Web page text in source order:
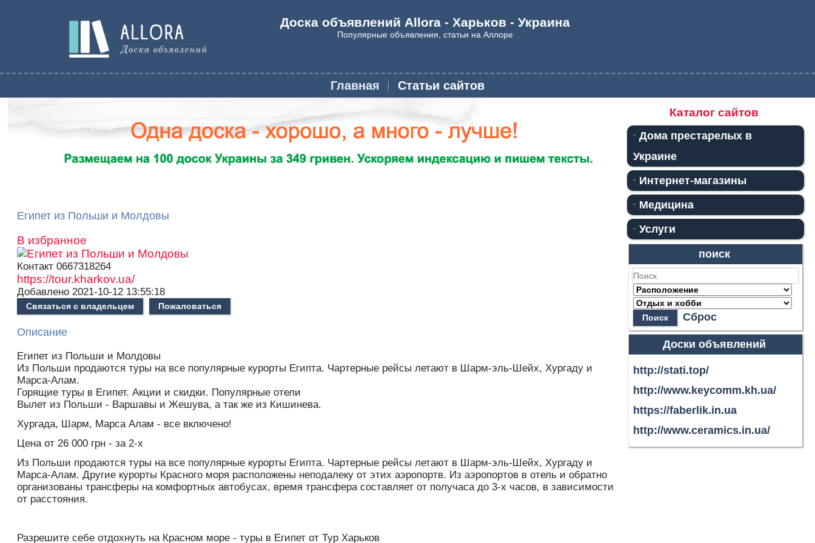
Доска объявлений Allora - Харьков - Украина
Популярные объявления, статьи на Аллоре
Главная Статьи сайтов
Египет из Польши и Молдовы
В избранное
Контакт 0667318264
https://tour.kharkov.ua/
Добавлено 2021-10-12 13:55:18
Связаться с владельцем Пожаловаться
Описание
Египет из Польши и Молдовы
Из Польши продаются туры на все популярные курорты Египта. Чартерные рейсы летают в Шарм-эль-Шейх, Хургаду и
Марса-Алам.
Горящие туры в Египет. Акции и скидки. Популярные отели
Вылет из Польши - Варшавы и Жешува, а так же из Кишинева.
Хургада, Шарм, Марса Алам - все включено!
Цена от 26 000 грн - за 2-х
Из Польши продаются туры на все популярные курорты Египта. Чартерные рейсы летают в Шарм-эль-Шейх, Хургаду и
Марса-Алам. Другие курорты Красного моря расположены неподалеку от этих аэропортв. Из аэропортов в отель и обратно
организованы трансферы на комфортных автобусах, время трансфера составляет от получаса до 3-х часов, в зависимости
от расстояния.
Разрешите себе отдохнуть на Красном море - туры в Египет от Тур Харьков
Каталог сайтов
Дома престарелых в
Украине
Интернет-магазины
Медицина
Услуги
поиск
Поиск Сброс
Доски объявлений
http://stati.top/
http://www.keycomm.kh.ua/
https://faberlik.in.ua
http://www.ceramics.in.ua/